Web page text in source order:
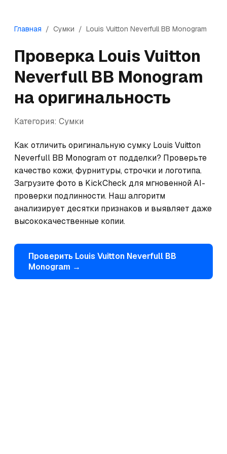
Главная / Сумки / Louis Vuitton Neverfull BB Monogram
Проверка Louis Vuitton
Neverfull BB Monogram
на оригинальность
Категория: Сумки
Как отличить оригинальную сумку Louis Vuitton
Neverfull BB Monogram от подделки? Проверьте
качество кожи, фурнитуры, строчки и логотипа.
Загрузите фото в KickCheck для мгновенной AI-
проверки подлинности. Наш алгоритм
анализирует десятки признаков и выявляет даже
высококачественные копии.
Проверить Louis Vuitton Neverfull BB
Monogram →